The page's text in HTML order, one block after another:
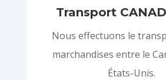
Transport
Nous effectuons le
marchandises entre le
États-Unis.